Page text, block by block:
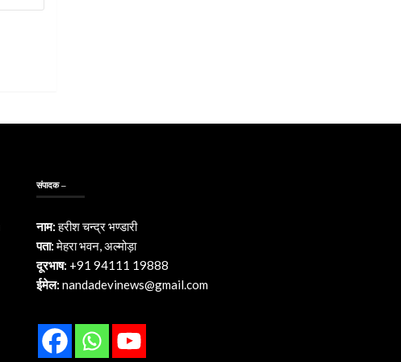
संपादक –
नाम:हरीश चन्द्र भण्डारी
पता:मेहरा भवन, अल्मोड़ा
दूरभाष: +91 94111 19888
ईमेल:nandadevinews@gmail.com